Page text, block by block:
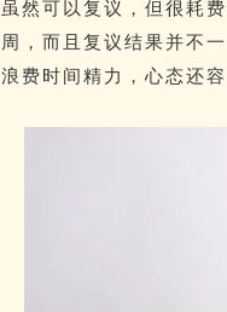
虽然可以复议，但很耗
周，而且复议结果并不
浪费时间精力，心态还容